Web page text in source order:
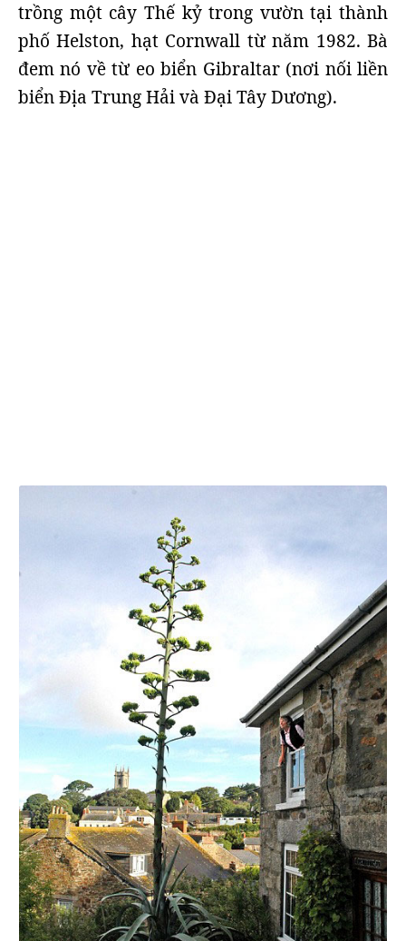
trồng một cây Thế kỷ trong vườn tại thành
phố Helston, hạt Cornwall từ năm 1982. Bà
đem nó về từ eo biển Gibraltar (nơi nối liền
biển Địa Trung Hải và Đại Tây Dương).